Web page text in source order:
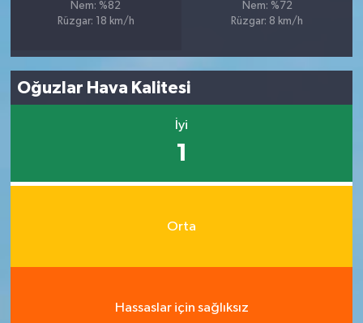
Nem: %82
Rüzgar: 18 km/h
Nem: %72
Rüzgar: 8 km/h
Oğuzlar Hava Kalitesi
İyi
1
Orta
Hassaslar için sağlıksız